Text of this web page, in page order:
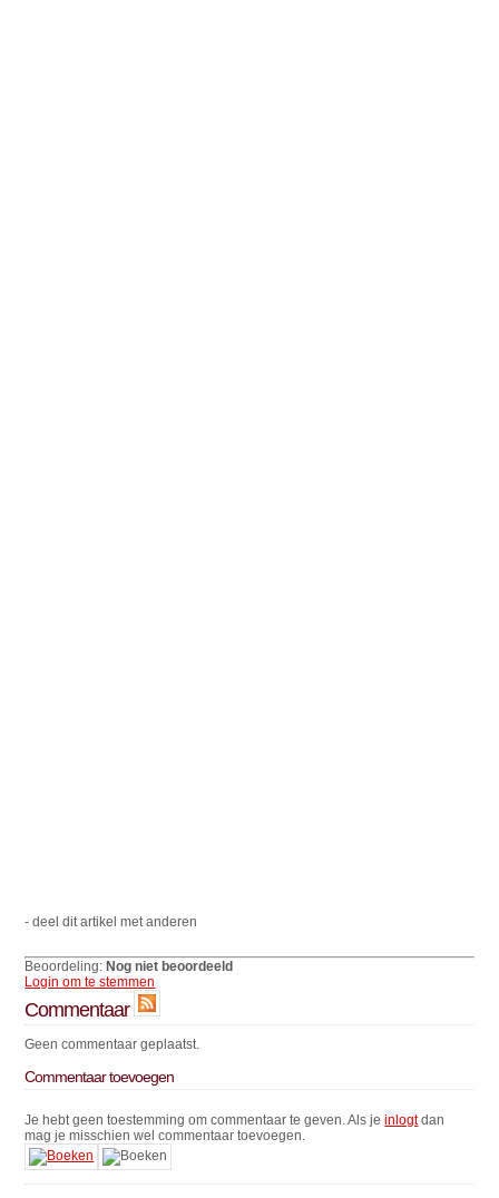
- deel dit artikel met anderen
Beoordeling:Nog niet beoordeeld
Login om te stemmen
Commentaar
Geen commentaar geplaatst.
Commentaar toevoegen
Je hebt geen toestemming om commentaar te geven. Als jeinlogtdan
mag je misschien wel commentaar toevoegen.